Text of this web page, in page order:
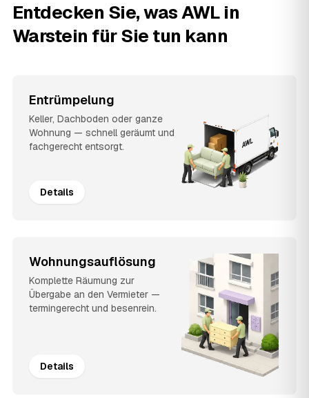
Entdecken Sie, was AWL in
Warstein für Sie tun kann
Entrümpelung
Keller, Dachboden oder ganze
Wohnung — schnell geräumt und
fachgerecht entsorgt.
Details
Wohnungsauflösung
Komplette Räumung zur
Übergabe an den Vermieter —
termingerecht und besenrein.
Details